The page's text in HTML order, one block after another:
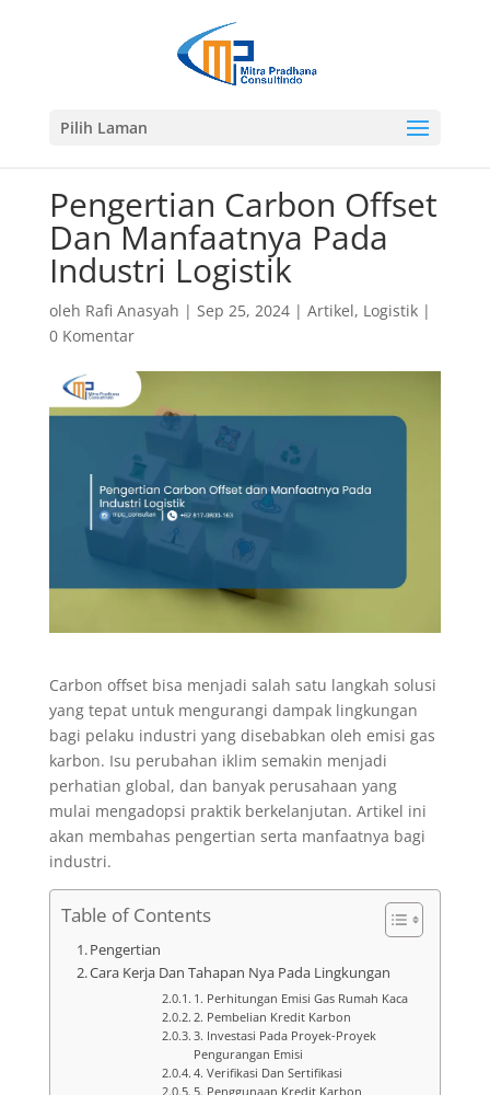
Pilih Laman
Pengertian Carbon Offset
Dan Manfaatnya Pada
Industri Logistik
oleh Rafi Anasyah | Sep 25, 2024| Artikel, Logistik|
0 Komentar
Carbon offset bisa menjadi salah satu langkah solusi
yang tepat untuk mengurangi dampak lingkungan
bagi pelaku industri yang disebabkan oleh emisi gas
karbon. Isu perubahan iklim semakin menjadi
perhatian global, dan banyak perusahaan yang
mulai mengadopsi praktik berkelanjutan. Artikel ini
akan membahas pengertian serta manfaatnya bagi
industri.
Table of Contents
Pengertian
Cara Kerja Dan Tahapan Nya Pada Lingkungan
1. Perhitungan Emisi Gas Rumah Kaca
2. Pembelian Kredit Karbon
3. Investasi Pada Proyek-Proyek
Pengurangan Emisi
4. Verifikasi Dan Sertifikasi
5. Penggunaan Kredit Karbon